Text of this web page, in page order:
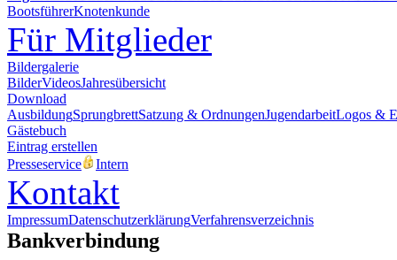
BootsführerKnotenkunde
Für Mitglieder
Bildergalerie
BilderVideosJahresübersicht
Download
AusbildungSprungbrettSatzung & OrdnungenJugendarbeitLogos &
Gästebuch
Eintrag erstellen
Presseservice
Intern
Kontakt
ImpressumDatenschutzerklärungVerfahrensverzeichnis
Bankverbindung